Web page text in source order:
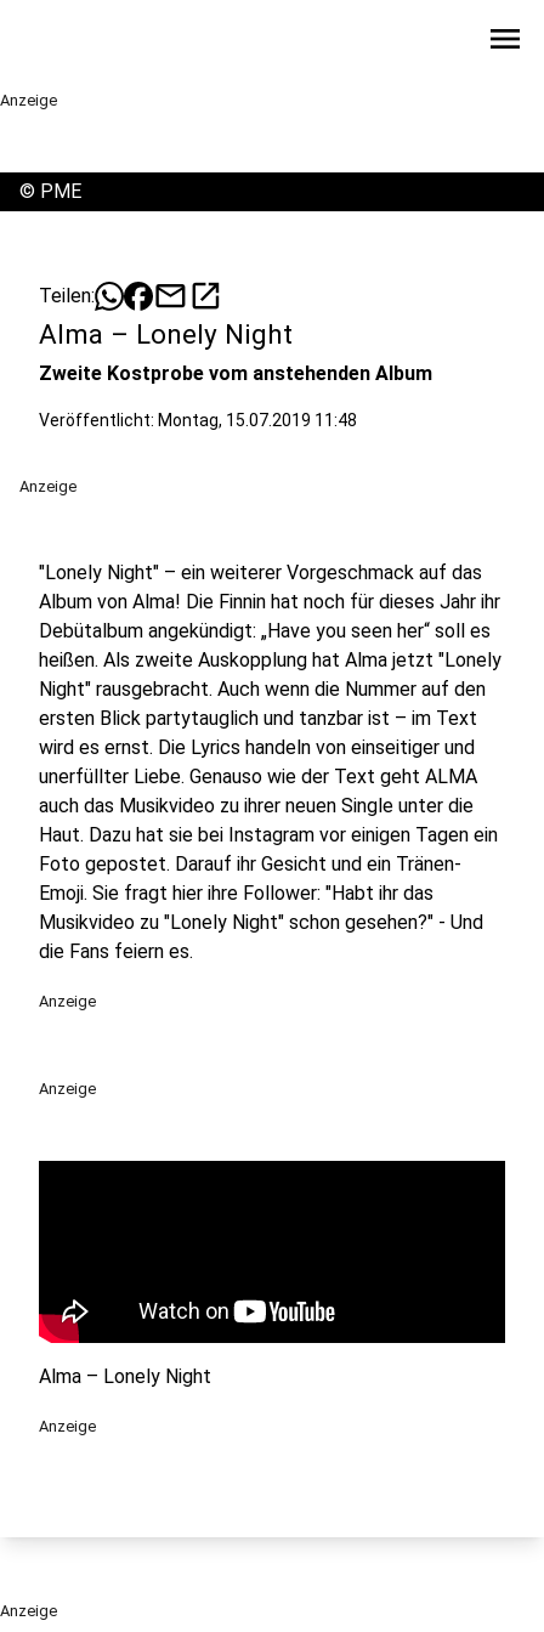
menu
Anzeige
© PME
Teilen: mailopen_in_new
Alma – Lonely Night
Zweite Kostprobe vom anstehenden Album
Veröffentlicht: Montag, 15.07.2019 11:48
Anzeige
"Lonely Night" – ein weiterer Vorgeschmack auf das
Album von Alma! Die Finnin hat noch für dieses Jahr ihr
Debütalbum angekündigt: „Have you seen her“ soll es
heißen. Als zweite Auskopplung hat Alma jetzt "Lonely
Night" rausgebracht. Auch wenn die Nummer auf den
ersten Blick partytauglich und tanzbar ist – im Text
wird es ernst. Die Lyrics handeln von einseitiger und
unerfüllter Liebe. Genauso wie der Text geht ALMA
auch das Musikvideo zu ihrer neuen Single unter die
Haut. Dazu hat sie bei Instagram vor einigen Tagen ein
Foto gepostet. Darauf ihr Gesicht und ein Tränen-
Emoji. Sie fragt hier ihre Follower: "Habt ihr das
Musikvideo zu "Lonely Night" schon gesehen?" - Und
die Fans feiern es.
Anzeige
Anzeige
Alma – Lonely Night
Anzeige
Anzeige